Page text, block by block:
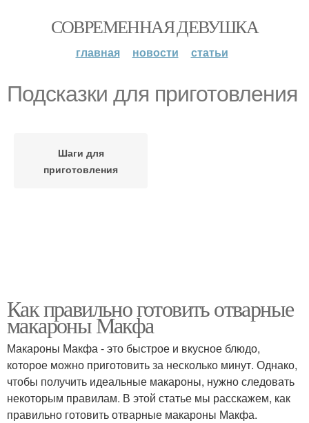
СОВРЕМЕННАЯ ДЕВУШКА
главная новости статьи
Подсказки для приготовления
Шаги для
приготовления
Как правильно готовить отварные
макароны Макфа
Макароны Макфа - это быстрое и вкусное блюдо,
которое можно приготовить за несколько минут. Однако,
чтобы получить идеальные макароны, нужно следовать
некоторым правилам. В этой статье мы расскажем, как
правильно готовить отварные макароны Макфа.